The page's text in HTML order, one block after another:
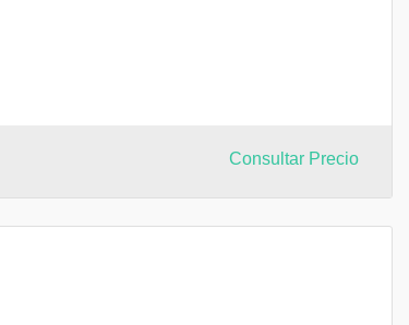
Consultar Precio